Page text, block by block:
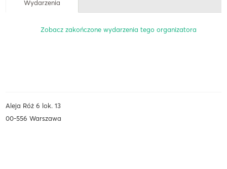
Wydarzenia
Zobacz zakończone wydarzenia tego organizatora
Aleja Róż 6 lok. 13
00-556 Warszawa